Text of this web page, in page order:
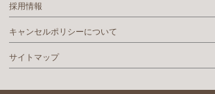
採用情報
キャンセルポリシーについて
サイトマップ